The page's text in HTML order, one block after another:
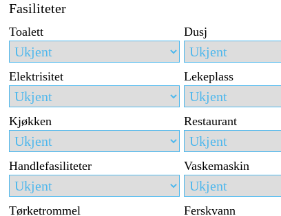
Fasiliteter
Toalett Dusj
Elektrisitet Lekeplass
Kjøkken Restaurant
Handlefasiliteter Vaskemaskin
Tørketrommel Ferskvann